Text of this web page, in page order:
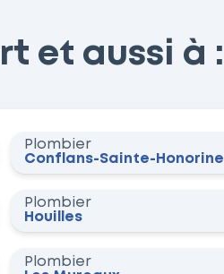
et aussi à :
Plombier
Conflans-Sainte-Honorine
Plombier
Houilles
Plombier